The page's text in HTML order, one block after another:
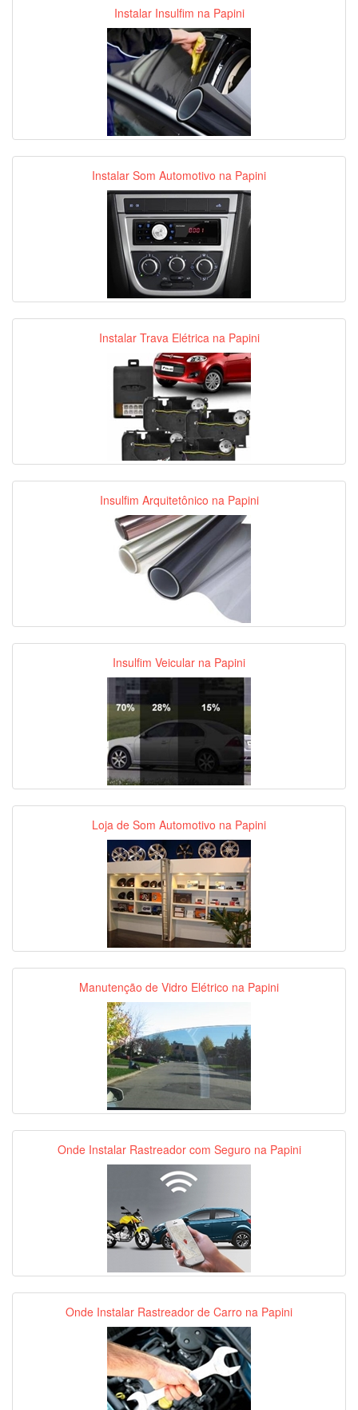
Instalar Insulfim na Papini
Instalar Som Automotivo na Papini
Instalar Trava Elétrica na Papini
Insulfim Arquitetônico na Papini
Insulfim Veicular na Papini
Loja de Som Automotivo na Papini
Manutenção de Vidro Elétrico na Papini
Onde Instalar Rastreador com Seguro na Papini
Onde Instalar Rastreador de Carro na Papini